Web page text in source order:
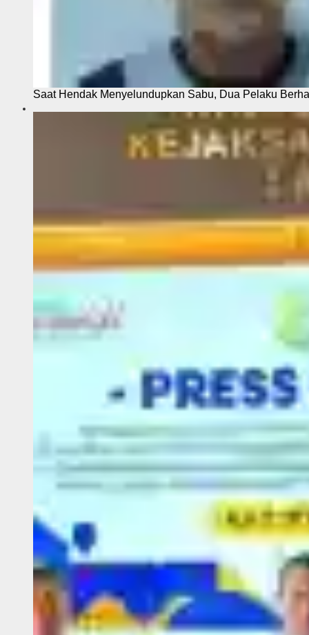
Saat Hendak Menyelundupkan Sabu, Dua Pelaku